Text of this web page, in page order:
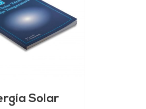
Solar